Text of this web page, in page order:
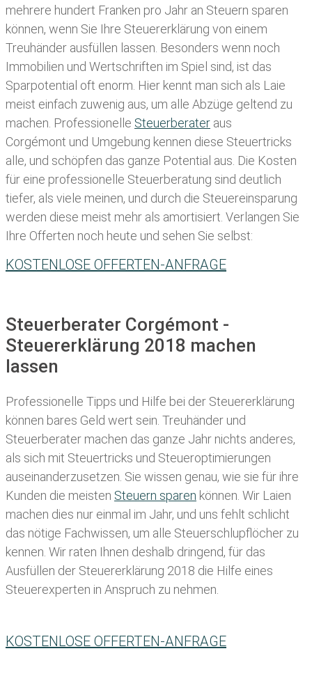
mehrere hundert Franken pro Jahr an Steuern sparen
können, wenn Sie Ihre Steuererklärung von einem
Treuhänder ausfüllen lassen . Besonders wenn noch
Immobilien und Wertschriften im Spiel sind, ist das
Sparpotential oft enorm. Hier kennt man sich als Laie
meist einfach zuwenig aus, um alle Abzüge geltend zu
machen. Professionelle Steuerberater aus
Corgémont und Umgebung kennen diese Steuertricks
alle, und schöpfen das ganze Potential aus. Die Kosten
für eine professionelle Steuerberatung sind deutlich
tiefer, als viele meinen, und durch die Steuereinsparung
werden diese meist mehr als amortisiert. Verlangen Sie
Ihre Offerten noch heute und sehen Sie selbst:
KOSTENLOSE OFFERTEN-ANFRAGE
Steuerberater Corgémont -
Steuererklärung 2018 machen
lassen
Professionelle Tipps und Hilfe bei der Steuererklärung
können bares Geld wert sein. Treuhänder und
Steuerberater machen das ganze Jahr nichts anderes,
als sich mit Steuertricks und Steueroptimierungen
auseinanderzusetzen. Sie wissen genau, wie sie für ihre
Kunden die meisten Steuern sparen können. Wir Laien
machen dies nur einmal im Jahr, und uns fehlt schlicht
das nötige Fachwissen, um alle Steuerschlupflöcher zu
kennen. Wir raten Ihnen deshalb dringend, für das
Ausfüllen der Steuererklärung 2018 die Hilfe eines
Steuerexperten in Anspruch zu nehmen.
KOSTENLOSE OFFERTEN-ANFRAGE